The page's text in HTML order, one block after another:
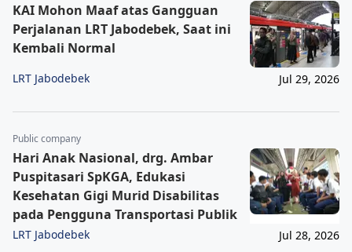
KAI Mohon Maaf atas Gangguan
Perjalanan LRT Jabodebek, Saat ini
Kembali Normal
LRT Jabodebek Jul 29, 2026
Public company
Hari Anak Nasional, drg. Ambar
Puspitasari SpKGA, Edukasi
Kesehatan Gigi Murid Disabilitas
pada Pengguna Transportasi Publik
LRT Jabodebek Jul 28, 2026